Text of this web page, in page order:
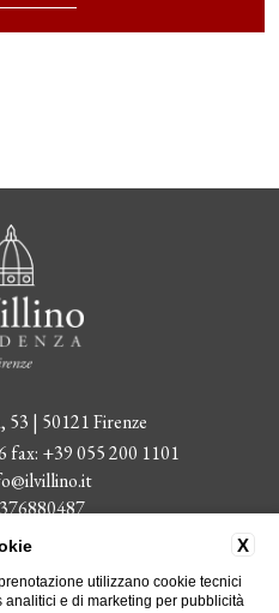
53 | 50121 Firenze
fax: +39 055 200 1101
di stato pubblicati sul Registro
X
utilizzano cookie tecnici
e di marketing per pubblicità